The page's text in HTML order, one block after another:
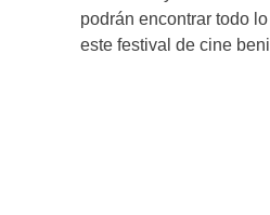
podrán encontrar todo
este festival de cine